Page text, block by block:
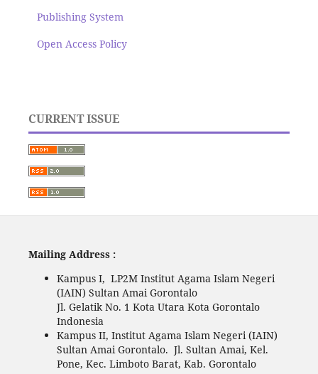
Publishing System
Open Access Policy
CURRENT ISSUE
Mailing Address :
Kampus I, LP2M Institut Agama Islam Negeri
(IAIN) Sultan Amai Gorontalo
Jl. Gelatik No. 1 Kota Utara Kota Gorontalo
Indonesia
Kampus II, Institut Agama Islam Negeri (IAIN)
Sultan Amai Gorontalo. Jl. Sultan Amai, Kel.
Pone, Kec. Limboto Barat, Kab. Gorontalo